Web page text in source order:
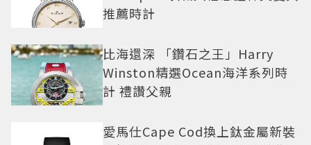
推薦時計
比海還深 「鑽石之王」Harry
Winston精選Ocean海洋系列時
計 禮讚父親
愛馬仕Cape Cod換上鈦金屬新裝